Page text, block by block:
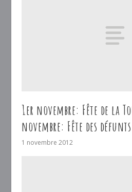
1er novembre: Fête de la
novembre: Fête des défunts
1 novembre 2012